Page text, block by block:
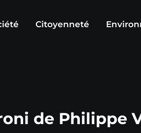
Citoyenneté
de Philippe